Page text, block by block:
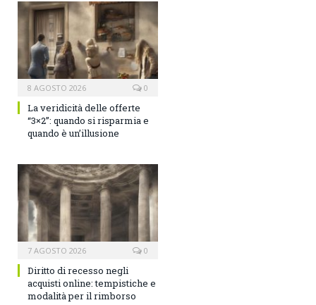
8 AGOSTO 2026 0
La veridicità delle offerte
“3×2”: quando si risparmia e
quando è un’illusione
7 AGOSTO 2026 0
Diritto di recesso negli
acquisti online: tempistiche e
modalità per il rimborso